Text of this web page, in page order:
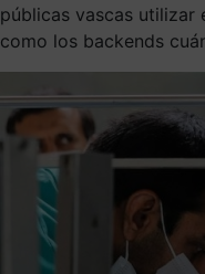
públicas vascas utilizar
como los backends